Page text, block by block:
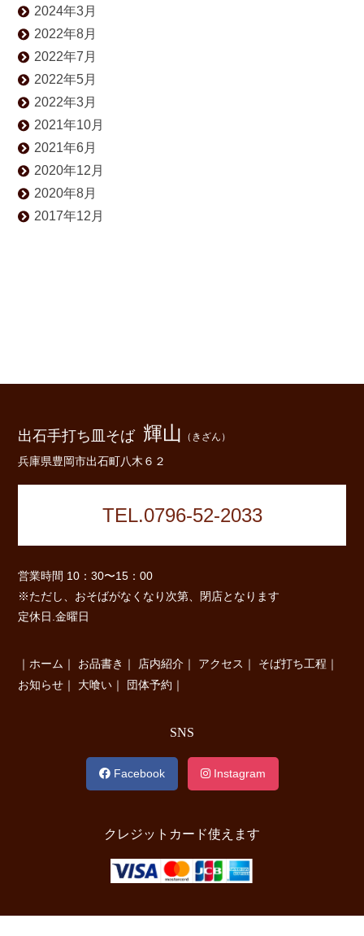
2024年3月
2022年8月
2022年7月
2022年5月
2022年3月
2021年10月
2021年6月
2020年12月
2020年8月
2017年12月
出石手打ち皿そば 輝山 （きざん）
兵庫県豊岡市出石町八木６２
TEL.0796-52-2033
営業時間 10：30〜15：00
※ただし、おそばがなくなり次第、閉店となります
定休日.金曜日
｜ ホーム ｜ お品書き ｜ 店内紹介 ｜ アクセス ｜ そば打ち工程 ｜
お知らせ ｜ 大喰い ｜ 団体予約 ｜
SNS
Facebook Instagram
クレジットカード使えます